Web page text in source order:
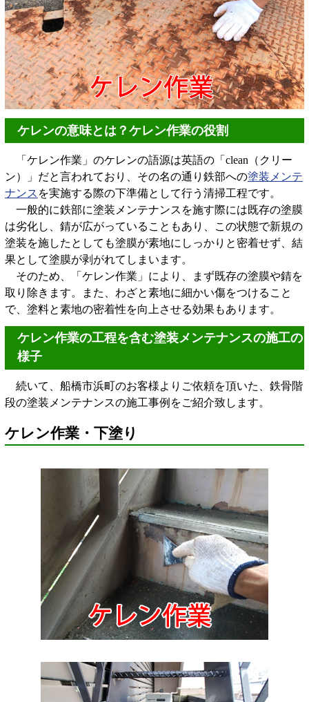
ケレンの意味とは？ケレン作業の役割
「ケレン作業」のケレンの語源は英語の「clean（クリー
ン）」だと言われており、その名の通り鉄部への塗装メンテ
ナンス を実施する際の下準備として行う清掃工程です。
一般的に鉄部に塗装メンテナンスを施す際には既存の塗膜
は劣化し、錆が広がっていることもあり、この状態で新規の
塗装を施したとしても塗膜が素地にしっかりと密着せず、結
果として塗膜が剥がれてしまいます。
そのため、「ケレン作業」により、まず既存の塗膜や錆を
取り除きます。また、わざと素地に細かい傷をつけること
で、塗料と素地の密着性を向上させる効果もあります。
ケレン作業の工程を含む塗装メンテナンスの施工の
様子
続いて、船橋市浜町のお客様よりご依頼を頂いた、鉄骨階
段の塗装メンテナンスの施工事例をご紹介致します。
ケレン作業・下塗り